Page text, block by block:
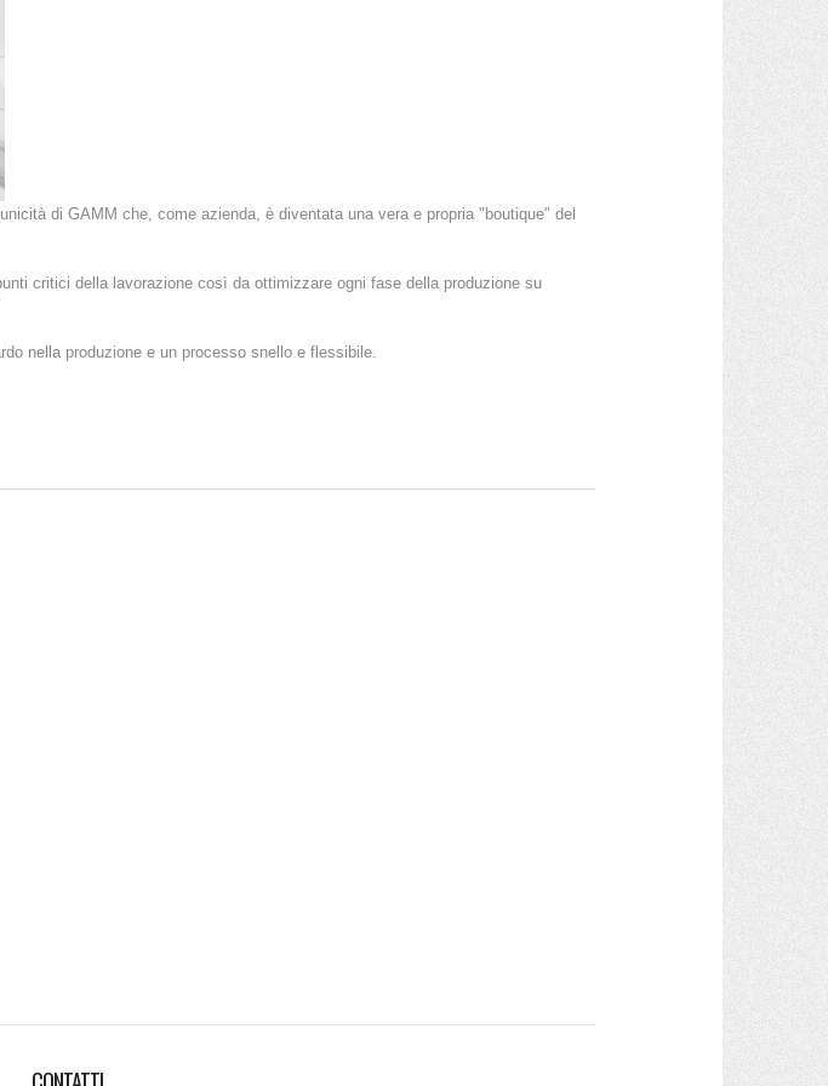
di GAMM che, come azienda, è diventata una vera e propria "boutique" del
critici della lavorazione così da ottimizzare ogni fase della produzione su
nella produzione e un processo snello e flessibile.